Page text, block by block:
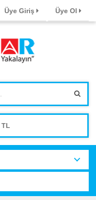
Üye Giriş Üye Ol